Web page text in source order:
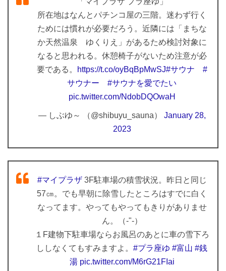
所在地はなんとパチンコ屋の三階。迷わず行く
ためには慣れが必要だろう。近隣には「まちな
か天然温泉 ゆくりえ」があるため検討対象に
なると思われる。休憩椅子がないため注意が必
要である。
https://t.co/oyBqBpMwSJ#サウナ
#
サウナー
#サウナを愛でたい
pic.twitter.com/NdobDQOwaH
— しぶゆ～ （@shibuyu_sauna） January 28,
2023
#マイプラザ3F駐車場の積雪状況。昨日と同じ
57㎝。でも早朝に除雪したところはすでに白く
なってます。やってもやってもきりがありませ
ん。（-"-）
１F建物下駐車場ならお風呂のあとに車の雪下ろ
ししなくてもすみますよ。 #プラ座ゆ #富山 #銭
湯 pic.twitter.com/M6rG21FIai